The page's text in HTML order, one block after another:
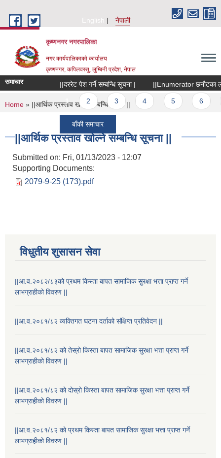
English
नेपाली
कृष्णनगर नगरपालिका
नगर कार्यपालिकाको कार्यालय
कृष्णनगर, कपिलवस्तु, लुम्बिनी प्रदेश, नेपाल
समाचार ||दररेट पेश गर्ने सम्बन्धि सूचना | ||Enumerator छनौटका लागि
Pages
1 2 3
बाँकी समाचार
You are here
Home » ||आर्थिक प्रस्ताव खोल्ने सम्बन्धि सूचना ||
||आर्थिक प्रस्ताव खोल्ने सम्बन्धि सूचना ||
Submitted on: Fri, 01/13/2023 - 12:07
Supporting Documents:
2079-9-25 (173).pdf
विधुतीय शुसासन सेवा
||आ.व.२०८२/८३को प्रथम किस्ता बापत सामाजिक सुरक्षा भत्ता प्राप्त गर्ने
लाभग्राहीको विवरण ||
||आ.व.२०८१/८२ व्यक्तिगत घटना दर्ताको संक्षिप्त प्रतिवेदन ||
||आ.व.२०८१/८२ को तेस्रो किस्ता बापत सामाजिक सुरक्षा भत्ता प्राप्त गर्ने
लाभग्राहीको विवरण ||
||आ.व.२०८१/८२ को दोस्रो किस्ता बापत सामाजिक सुरक्षा भत्ता प्राप्त गर्ने
लाभग्राहीको विवरण ||
||आ.व.२०८१/८२ को प्रथम किस्ता बापत सामाजिक सुरक्षा भत्ता प्राप्त गर्ने
लाभग्राहीको विवरण ||